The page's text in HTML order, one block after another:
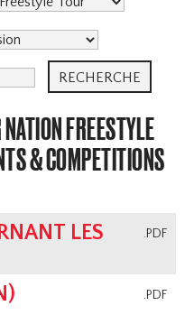
FREESTYLE
& COMPETITIONS
.PDF
LES
.PDF